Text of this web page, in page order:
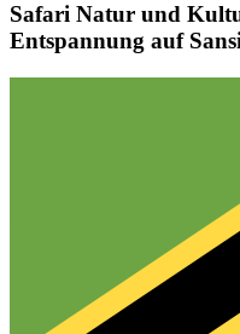
Safari Natur und
Entspannung auf